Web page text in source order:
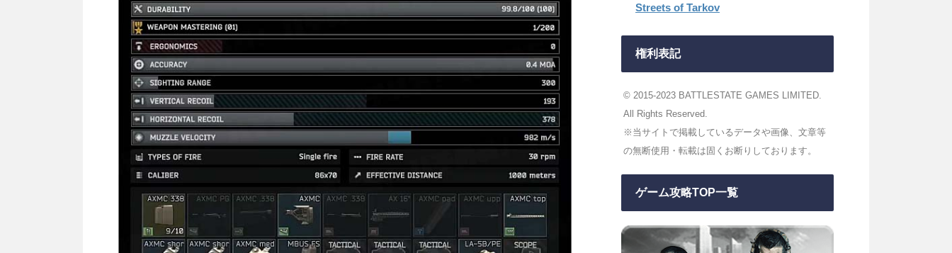
Streets of Tarkov
権利表記
© 2015-2023 BATTLESTATE GAMES LIMITED.
All Rights Reserved.
※当サイトで掲載しているデータや画像、文章等
の無断使用・転載は固くお断りしております。
ゲーム攻略TOP一覧